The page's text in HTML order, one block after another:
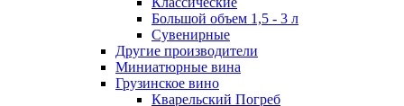
Большой объем 1,5 - 3 л
Сувенирные
Другие производители
Миниатюрные вина
Грузинское вино
Кварельский Погреб